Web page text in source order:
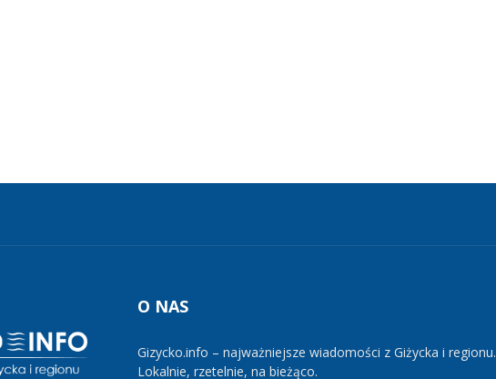
O NAS
Gizycko.info – najważniejsze wiadomości z Giżycka i regionu.
Lokalnie, rzetelnie, na bieżąco.